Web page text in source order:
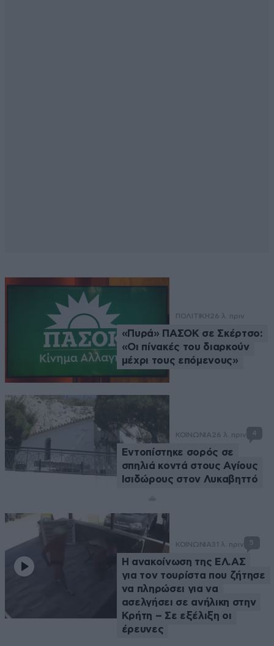
ΠΟΛΙΤΙΚΗ 26 λ. πριν
«Πυρά» ΠΑΣΟΚ σε Σκέρτσο:
«Οι πίνακές του διαρκούν
μέχρι τους επόμενους»
ΚΟΙΝΩΝΙΑ26 λ. πριν 4
Εντοπίστηκε σορός σε
σπηλιά κοντά στους Αγίους
Ισιδώρους στον Λυκαβηττό
ΚΟΙΝΩΝΙΑ31 λ. πριν 5
Η ανακοίνωση της ΕΛ.ΑΣ
για τον τουρίστα που ζήτησε
να πληρώσει για να
ασελγήσει σε ανήλικη στην
Κρήτη – Σε εξέλιξη οι
έρευνες